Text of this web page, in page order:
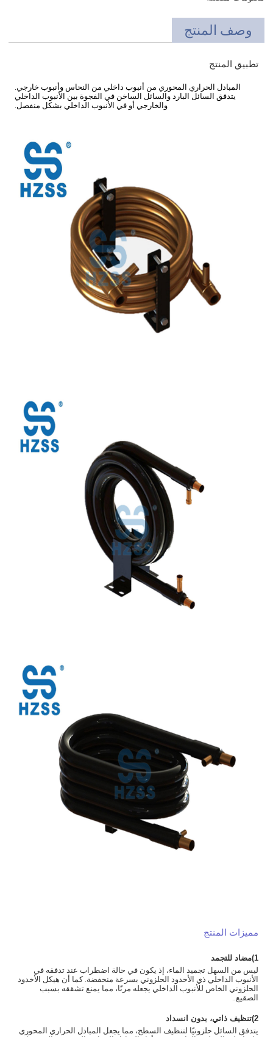
وصف المنتج
تطبيق المنتج
المبادل الحراري المحوري من أنبوب داخلي من النحاس وأنبوب خارجي.
يتدفق السائل البارد والسائل الساخن في الفجوة بين الأنبوب الداخلي
والخارجي أو في الأنبوب الداخلي بشكل منفصل.
مميزات المنتج
1) مضاد للتجمد
ليس من السهل تجميد الماء، إذ يكون في حالة اضطراب عند تدفقه في
الأنبوب الداخلي ذي الأخدود الحلزوني بسرعة منخفضة. كما أن هيكل الأخدود
الحلزوني الخاص للأنبوب الداخلي يجعله مرنًا، مما يمنع تشققه بسبب
الصقيع..
2) تنظيف ذاتي، بدون انسداد
يتدفق السائل حلزونيًا لتنظيف السطح، مما يجعل المبادل الحراري المحوري